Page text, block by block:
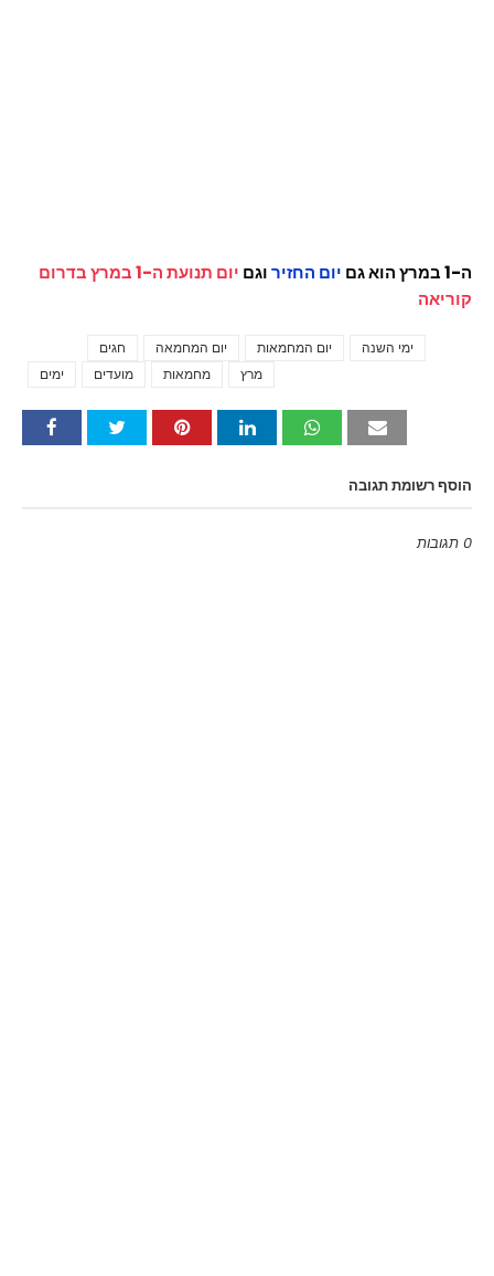
ה-1 במרץ הוא גם יום החזירוגם
יום תנועת ה-1 במרץ בדרום
קוריאה
חגים יום המחמאה יום המחמאות
ימי השנה
ימים
מועדים מחמאות מרץ
הוסף רשומת תגובה
0 תגובות